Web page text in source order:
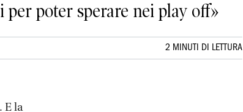
poter sperare nei play off»
2 MINUTI DI LETTURA
E la